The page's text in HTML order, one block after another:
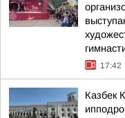
17:42
Казбек